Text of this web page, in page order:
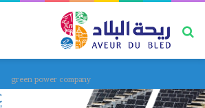
بحث عن
green power company